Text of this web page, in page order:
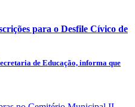
para o Desfile Cívico de
de Educação, informa que